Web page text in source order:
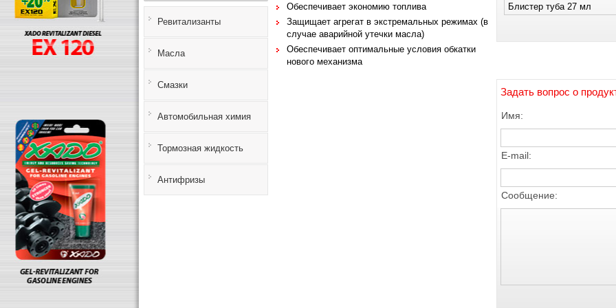
Ревитализанты
Масла
Смазки
Автомобильная химия
Тормозная жидкость
Антифризы
Обеспечивает экономию топлива
Защищает агрегат в экстремальных режимах (в
случае аварийной утечки масла)
Обеспечивает оптимальные условия обкатки
нового механизма
Блистер туба 27 мл
Задать вопрос о
Имя:
E-mail:
Сообщение: